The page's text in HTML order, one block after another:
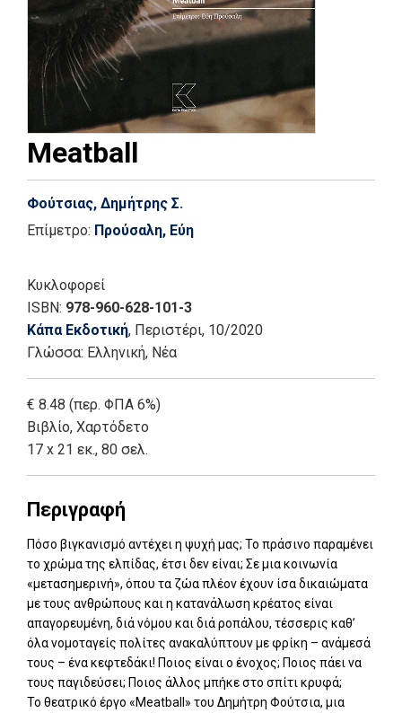
Meatball
Φούτσιας, Δημήτρης Σ.
Επίμετρο: Προύσαλη, Εύη
Κυκλοφορεί
ISBN: 978-960-628-101-3
Κάπα Εκδοτική, Περιστέρι, 10/2020
Γλώσσα: Ελληνική, Νέα
€ 8.48 (περ. ΦΠΑ 6%)
Βιβλίο, Χαρτόδετο
17 x 21 εκ., 80 σελ.
Περιγραφή
Πόσο βιγκανισμό αντέχει η ψυχή μας; Το πράσινο παραμένει
το χρώμα της ελπίδας, έτσι δεν είναι; Σε μια κοινωνία
«μετασημερινή», όπου τα ζώα πλέον έχουν ίσα δικαιώματα
με τους ανθρώπους και η κατανάλωση κρέατος είναι
απαγορευμένη, διά νόμου και διά ροπάλου, τέσσερις καθ’
όλα νομοταγείς πολίτες ανακαλύπτουν με φρίκη – ανάμεσά
τους – ένα κεφτεδάκι! Ποιος είναι ο ένοχος; Ποιος πάει να
τους παγιδεύσει; Ποιος άλλος μπήκε στο σπίτι κρυφά;
Το θεατρικό έργο «Meatball» του Δημήτρη Φούτσια, μια